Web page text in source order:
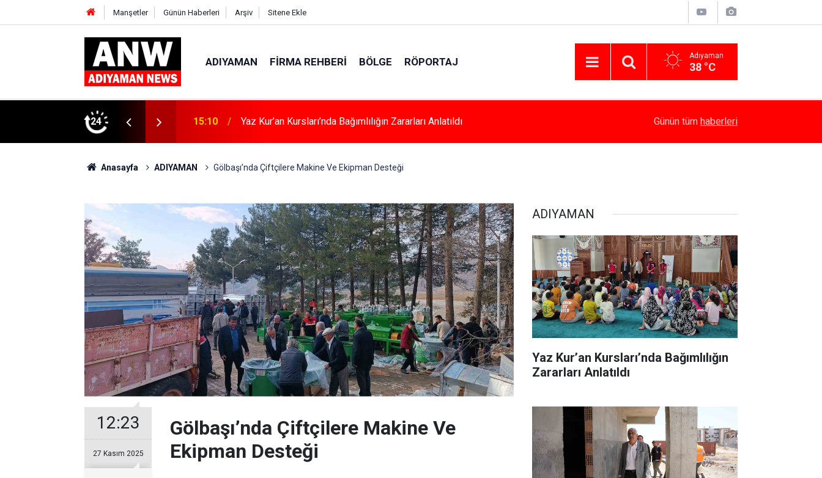
Manşetler Günün Haberleri Arşiv Sitene Ekle
ADIYAMAN FIRMA REHBERI BÖLGE RÖPORTAJ Adıyaman
38 °C
24
Zararları Anlatıldı 15:04 Kahta’da Kadınlara Özel Yaşam Ve Yüzme Merkezi Yükseliyor Besni’de Atv Devrildi: 4 Yaralı
Günün tüm haberleri
Anasayfa ADIYAMAN Gölbaşı’nda Çiftçilere Makine Ve Ekipman Desteği
12:23
27 Kasım 2025
Gölbaşı’nda Çiftçilere Makine Ve
Ekipman Desteği
ADIYAMAN
Yaz Kur’an Kursları’nda Bağımlılığın
Zararları Anlatıldı